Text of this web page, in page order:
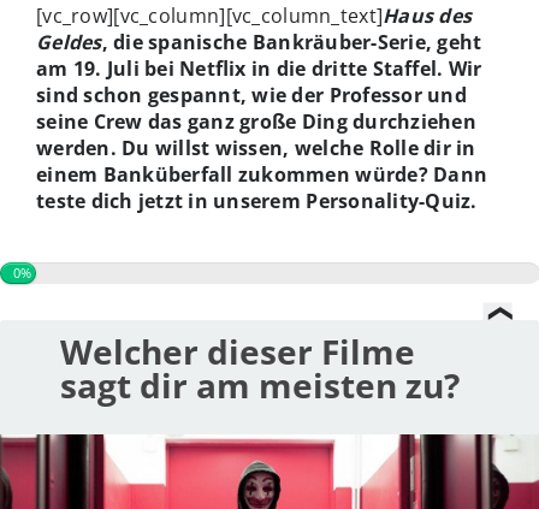
[vc_row][vc_column][vc_column_text]Haus des
Geldes, die spanische Bankräuber-Serie, geht
am 19. Juli bei Netflix in die dritte Staffel. Wir
sind schon gespannt, wie der Professor und
seine Crew das ganz große Ding durchziehen
werden. Du willst wissen, welche Rolle dir in
einem Banküberfall zukommen würde? Dann
teste dich jetzt in unserem Personality-Quiz.
0%
Welcher dieser Filme
sagt dir am meisten zu?